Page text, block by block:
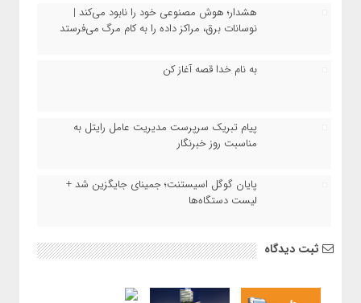
هشدار؛ هوش مصنوعی خود را نابود می‌کند |
نوسانات برق، مراکز داده را به کام مرگ می‌فرستد
به نام خدا قصه آغاز کن
پیام تبریک سرپرست مدیریت عامل رایتل به
مناسبت روز خبرنگار
پایان گوگل اسیستنت؛ جمینای جایگزین شد +
لیست دستگاه‌ها
ثبت دیدگاه